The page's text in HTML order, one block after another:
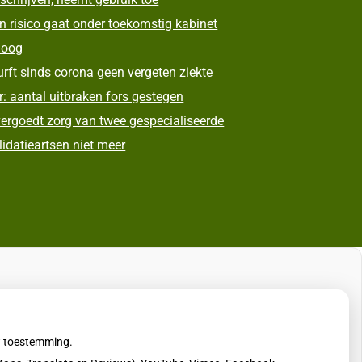
risico gaat onder toekomstig kabinet
sinds corona geen vergeten ziekte
aantal uitbraken fors gestegen
zorg van twee gespecialiseerde
niet meer
toestemming.